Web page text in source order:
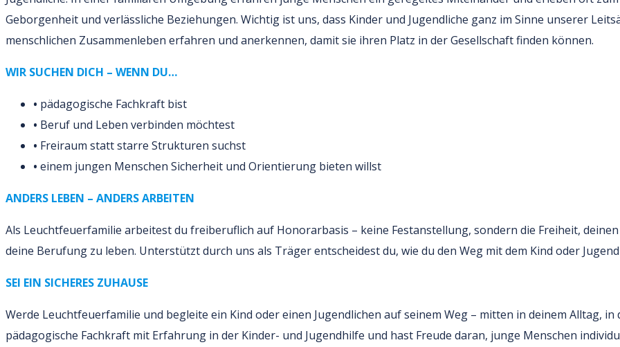
Geborgenheit und verlässliche Beziehungen. Wichtig ist uns, dass Kinder und Jugendliche ganz im Sinne unserer
menschlichen Zusammenleben erfahren und anerkennen, damit sie ihren Platz in der Gesellschaft finden können.
WIR SUCHEN DICH – WENN DU…
• pädagogische Fachkraft bist
• Beruf und Leben verbinden möchtest
• Freiraum statt starre Strukturen suchst
• einem jungen Menschen Sicherheit und Orientierung bieten willst
ANDERS LEBEN – ANDERS ARBEITEN
Als Leuchtfeuerfamilie arbeitest du freiberuflich auf Honorarbasis – keine Festanstellung, sondern die Freiheit,
deine Berufung zu leben. Unterstützt durch uns als Träger entscheidest du, wie du den Weg mit dem Kind oder
SEI EIN SICHERES ZUHAUSE
Werde Leuchtfeuerfamilie und begleite ein Kind oder einen Jugendlichen auf seinem Weg – mitten in deinem Alltag, in
pädagogische Fachkraft mit Erfahrung in der Kinder- und Jugendhilfe und hast Freude daran, junge Menschen